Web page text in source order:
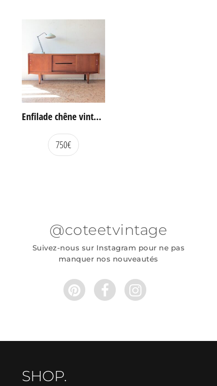
Enfilade chêne vintage portes coulissantes
750€
@coteetvintage
Suivez-nous sur Instagram pour ne pas
manquer nos nouveautés
SHOP.